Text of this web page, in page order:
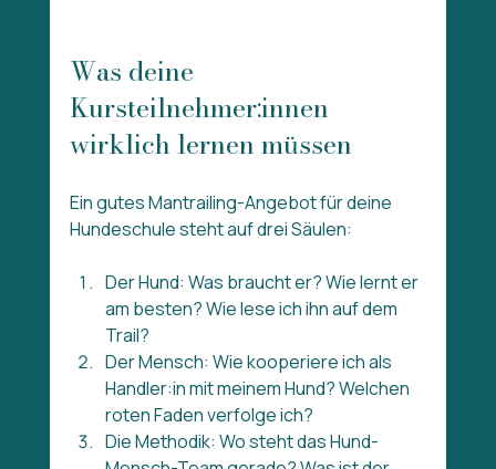
Was deine
Kursteilnehmer:innen
wirklich lernen müssen
Ein gutes Mantrailing-Angebot für deine
Hundeschule steht auf drei Säulen:
Der Hund: Was braucht er? Wie lernt er
am besten? Wie lese ich ihn auf dem
Trail?
Der Mensch: Wie kooperiere ich als
Handler:in mit meinem Hund? Welchen
roten Faden verfolge ich?
Die Methodik: Wo steht das Hund-